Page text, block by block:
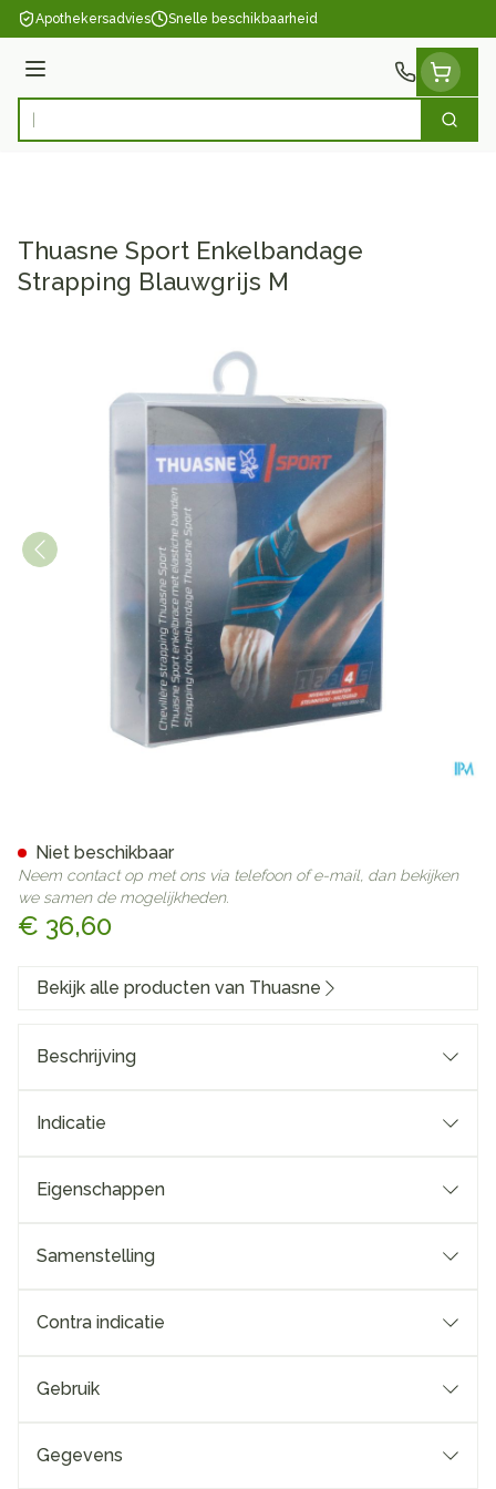
Ga naar de inhoud
Apothekersadvies Snelle beschikbaarheid
Menu
Product, merk, categorie... Zoek
Thuasne Sport Enkelbandage
Strapping Blauwgrijs M
€ 36,60
Niet beschikbaar
Neem contact op met ons via telefoon of e-mail, dan bekijken
we samen de mogelijkheden.
Bekijk alle producten van Thuasne
Beschrijving
Indicatie
Eigenschappen
Samenstelling
Contra indicatie
Gebruik
Gegevens